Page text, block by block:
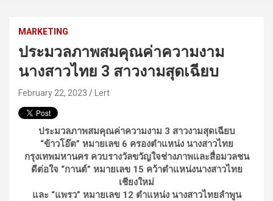
MARKETING
ประมวลภาพสมคุณค่าความงาม
นางสาวไทย 3 สาวงามสุดเฉียบ
February 22, 2023 Lert
ประมวลภาพสมคุณค่าความงาม 3 สาวงามสุดเฉียบ
“ข้าวโอ๊ต” หมายเลข 6 ครองตำแหน่ง นางสาวไทย
กรุงเทพมหานคร ควบรางวัลขวัญใจช่างภาพและสื่อมวลชน
ดีต่อใจ “กานต์” หมายเลข 15 คว้าตำแหน่งนางสาวไทย
เชียงใหม่
และ “แพรว” หมายเลข 12 ตำแหน่ง นางสาวไทยลำพูน